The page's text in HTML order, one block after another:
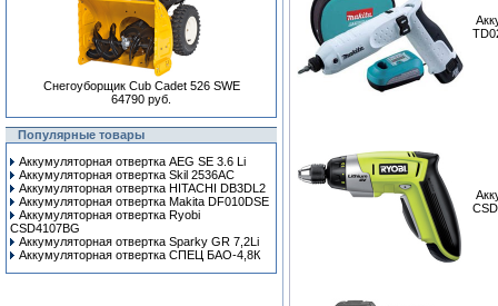
Снегоуборщик Cub Cadet 526 SWE
64790 руб.
Популярные товары
Аккумуляторная отвертка AEG SE 3.6 Li
Аккумуляторная отвертка Skil 2536AC
Аккумуляторная отвертка HITACHI DB3DL2
Аккумуляторная отвертка Makita DF010DSE
Аккумуляторная отвертка Ryobi
CSD4107BG
Аккумуляторная отвертка Sparky GR 7,2Li
Аккумуляторная отвертка СПЕЦ БАО-4,8К